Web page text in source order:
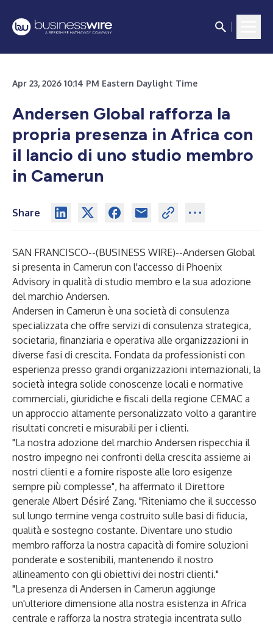
Apr 23, 2026 10:14 PM Eastern Daylight Time
Andersen Global rafforza la
propria presenza in Africa con
il lancio di uno studio membro
in Camerun
Share
SAN FRANCISCO--(BUSINESS WIRE)--Andersen Global
si presenta in Camerun con l'accesso di Phoenix
Advisory in qualità di studio membro e la sua adozione
del marchio Andersen.
Andersen in Camerun è una società di consulenza
specializzata che offre servizi di consulenza strategica,
societaria, finanziaria e operativa alle organizzazioni in
diverse fasi di crescita. Fondata da professionisti con
esperienza presso grandi organizzazioni internazionali, la
società integra solide conoscenze locali e normative
commerciali, giuridiche e fiscali della regione CEMAC a
un approccio altamente personalizzato volto a garantire
risultati concreti e misurabili per i clienti.
"La nostra adozione del marchio Andersen rispecchia il
nostro impegno nei confronti della crescita assieme ai
nostri clienti e a fornire risposte alle loro esigenze
sempre più complesse", ha affermato il Direttore
generale Albert Désiré Zang. "Riteniamo che il successo
sul lungo termine venga costruito sulle basi di fiducia,
qualità e sostegno costante. Diventare uno studio
membro rafforza la nostra capacità di fornire soluzioni
ponderate e sostenibili, mantenendo il nostro
allineamento con gli obiettivi dei nostri clienti."
"La presenza di Andersen in Camerun aggiunge
un'ulteriore dimensione alla nostra esistenza in Africa
centrale e rafforza la nostra strategia incentrata sullo